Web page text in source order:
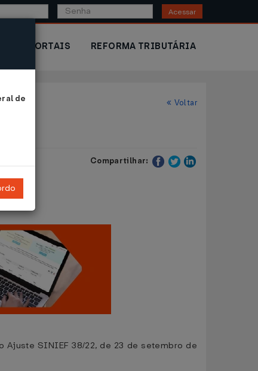
Acessar
PORTAIS REFORMA TRIBUTÁRIA
Voltar
Compartilhar:
Ajuste SINIEF 38/22, de 23 de setembro de
de